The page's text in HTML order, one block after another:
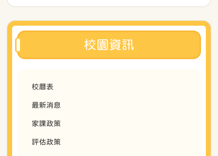
校園資訊
校曆表
最新消息
家課政策
評估政策